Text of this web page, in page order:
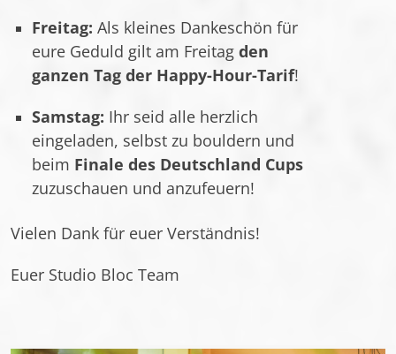
Freitag: Als kleines Dankeschön für
eure Geduld gilt am Freitag den
ganzen Tag der Happy-Hour-Tarif!
Samstag: Ihr seid alle herzlich
eingeladen, selbst zu bouldern und
beim Finale des Deutschland Cups
zuzuschauen und anzufeuern!
Vielen Dank für euer Verständnis!
Euer Studio Bloc Team